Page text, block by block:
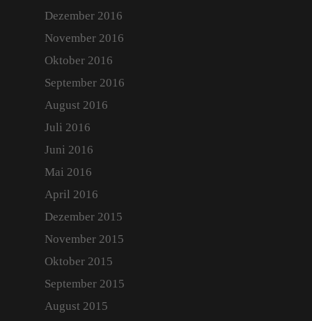
Dezember 2016
November 2016
Oktober 2016
September 2016
August 2016
Juli 2016
Juni 2016
Mai 2016
April 2016
Dezember 2015
November 2015
Oktober 2015
September 2015
August 2015